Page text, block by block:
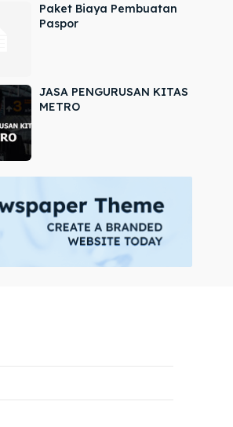
Paket Biaya Pembuatan
Paspor
JASA PENGURUSAN KITAS
METRO